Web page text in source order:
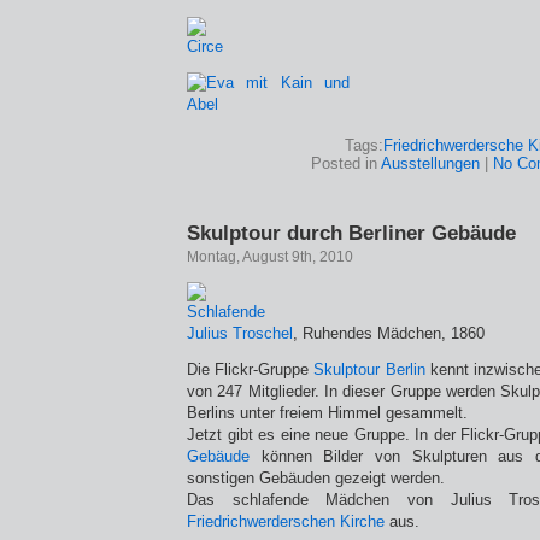
Tags: Friedrichwerdersche
Posted in Ausstellungen| No
Skulptour durch Berliner Gebäude
Montag, August 9th, 2010
Julius Troschel , Ruhendes Mädchen, 1860
Die Flickr-GruppeSkulptour Berlinkennt
von 247 Mitglieder. In dieser Gruppe werden
Berlins unter freiem Himmel gesammelt.
Jetzt gibt es eine neue Gruppe. In der Flickr-
Gebäude können Bilder von Skulpturen aus
sonstigen Gebäuden gezeigt werden.
Das schlafende Mädchen von Julius
Friedrichwerderschen Kirche aus.